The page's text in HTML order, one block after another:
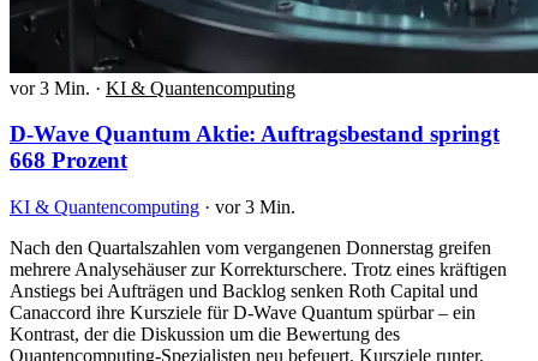
vor 3 Min. · KI & Quantencomputing
D-Wave Quantum Aktie: Auftragsbestand springt
668 Prozent
KI & Quantencomputing · vor 3 Min.
Nach den Quartalszahlen vom vergangenen Donnerstag greifen
mehrere Analysehäuser zur Korrekturschere. Trotz eines kräftigen
Anstiegs bei Aufträgen und Backlog senken Roth Capital und
Canaccord ihre Kursziele für D-Wave Quantum spürbar – ein
Kontrast, der die Diskussion um die Bewertung des
Quantencomputing-Spezialisten neu befeuert. Kursziele runter,